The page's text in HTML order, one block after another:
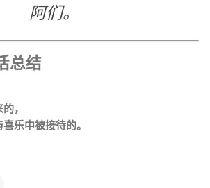
阿们。
总结
，
乐中被接待的。